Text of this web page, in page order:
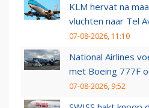
KLM hervat na
vluchten naar Tel
07-08-2026, 11:10
National Airlines
met Boeing 777F
07-08-2026, 9:52